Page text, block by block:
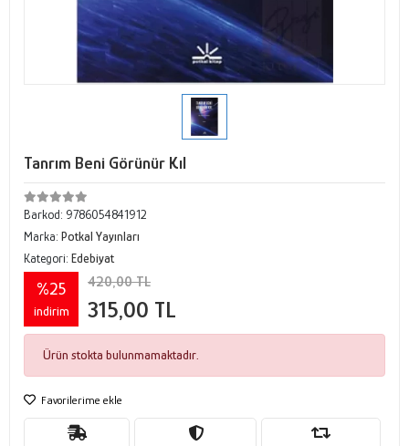
Tanrım Beni Görünür Kıl
Barkod: 9786054841912
Marka: Potkal Yayınları
Kategori: Edebiyat
%25
indirim
420,00 TL
315,00 TL
Ürün stokta bulunmamaktadır.
Favorilerime ekle